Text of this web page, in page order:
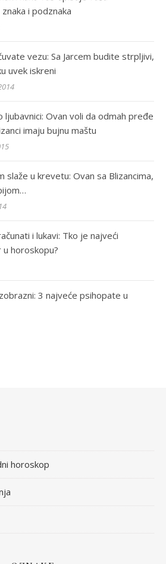
i podznaka
vezu: Sa Jarcem budite strpljivi,
uvek iskreni
ljubavnici: Ovan voli da odmah pređe
imaju bujnu maštu
slaže u krevetu: Ovan sa Blizancima,
i lukavi: Tko je najveći
horoskopu?
3 najveće psihopate u
horoskop